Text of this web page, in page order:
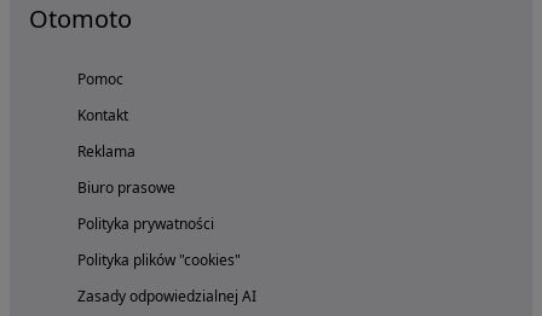
Otomoto
Pomoc
Kontakt
Reklama
Biuro prasowe
Polityka prywatności
Polityka plików "cookies"
Zasady odpowiedzialnej AI